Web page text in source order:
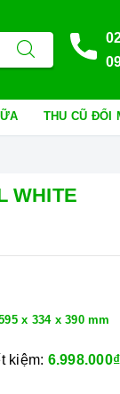
THU CŨ ĐỔI
WHITE
x 334 x 390 mm
kiệm: 6.998.000₫